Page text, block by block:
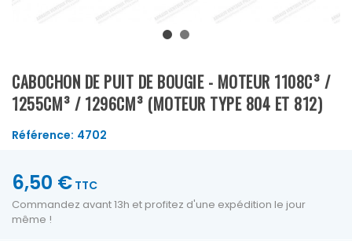
CABOCHON DE PUIT DE BOUGIE - MOTEUR 1108C³ /
1255CM³ / 1296CM³ (MOTEUR TYPE 804 ET 812)
Référence: 4702
6,50 € TTC
Commandez avant 13h et profitez d'une expédition le jour
même !